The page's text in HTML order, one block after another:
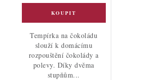
Tempírka na čokoládu
slouží k domácímu
rozpouštění čokolády a
polevy. Díky dvěma
stupňům...